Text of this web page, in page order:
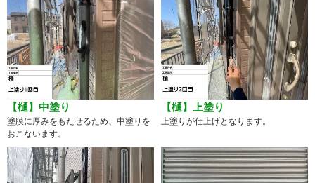
【樋】中塗り
塗膜に厚みをもたせるため、中塗りを
おこないます。
【樋】上塗り
上塗りが仕上げとなります。